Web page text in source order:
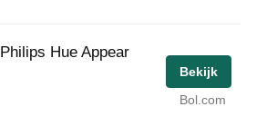
Philips Hue Appear
Bekijk
Bol.com